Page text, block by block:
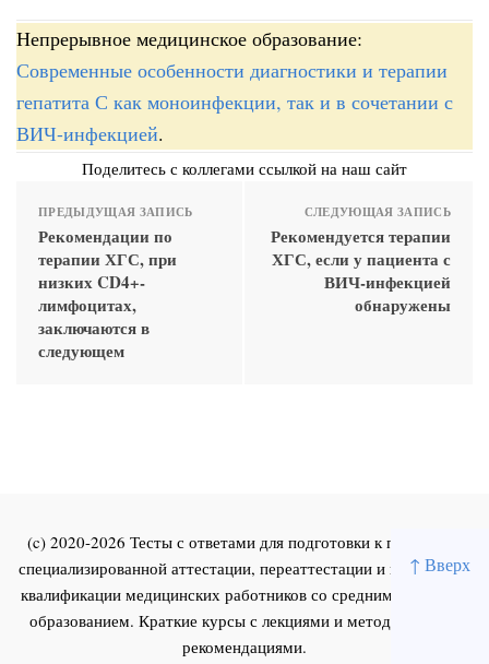
↑ Вверх
Непрерывное медицинское образование:
Современные особенности диагностики и терапии
гепатита С как моноинфекции, так и в сочетании с
ВИЧ-инфекцией.
Поделитесь с коллегами ссылкой на наш сайт
ПРЕДЫДУЩАЯ ЗАПИСЬ
Рекомендации по
терапии ХГС, при
низких CD4+-
лимфоцитах,
заключаются в
следующем
СЛЕДУЮЩАЯ ЗАПИСЬ
Рекомендуется терапии
ХГС, если у пациента с
ВИЧ-инфекцией
обнаружены
(c) 2020-2026 Тесты с ответами для подготовки к первичной
специализированной аттестации, переаттестации и повышения
квалификации медицинских работников со средним и высшим
образованием. Краткие курсы с лекциями и методическими
рекомендациями.